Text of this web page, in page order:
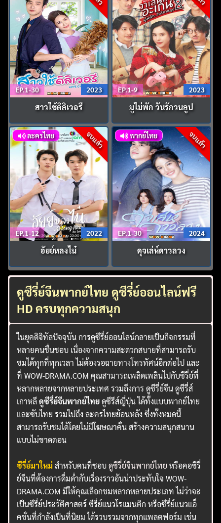
EP.1-30 2023
สาวใช้ดิลิเวอรี
EP.1-9 2023
มูไม่พัก วันรักวนลูป
จบแล้ว
ละครไทย
EP.1-12 2022
อัยย์หลงไน๋
จบแล้ว
พากย์ไทย
EP.1-30 2024
ดุจเล่ห์ดาวลวง
ดูซีรี่ย์จีนพากย์ไทย ดูซีรี่ย์ออนไลน์ฟรี
HD ครบทุกความสนุก
ในยุคดิจิทัลปัจจุบัน การดูซีรี่ย์ออนไลน์กลายเป็นกิจกรรมที่
หลายคนชื่นชอบ เนื่องจากความสะดวกสบายที่สามารถรับ
ชมได้ทุกที่ทุกเวลา ไม่ต้องรอฉายทางโทรทัศน์อีกต่อไป และ
ที่ WOW-DRAMA.COM คุณสามารถเพลิดเพลินไปกับซีรี่ย์ที่
หลากหลายจากหลายประเทศ รวมถึงการ ดูซีรี่ย์จีน ดูซีรี่ส์
เกาหลีดูซีรี่ย์จีนพากย์ไทยดูซีรีส์ญี่ปุ่น ได้ทั้งแบบพากย์ไทย
และซับไทย รวมไปถึง ละครไทยย้อนหลัง ซึ่งทั้งหมดนี้
สามารถรับชมได้โดยไม่มีโฆษณาคั่น สร้างความสนุกสนาน
แบบไม่ขาดตอน
ซีรี่ย์มาใหม่ สำหรับคนที่ชอบดูซีรี่ย์จีนพากย์ไทย หรือคอซีรี่
ย์จีนที่ต้องการดื่มด่ำกับเรื่องราวอันน่าประทับใจ WOW-
DRAMA.COM มีให้คุณเลือกชมหลากหลายประเภท ไม่ว่าจะ
เป็นซีรี่ย์ประวัติศาสตร์ ซีรี่ย์แนวโรแมนติก หรือซีรี่ย์แนวแอ็
คชั่นที่กำลังเป็นที่นิยม ได้รวบรวมจากทุกแพลตฟอร์ม เช่น